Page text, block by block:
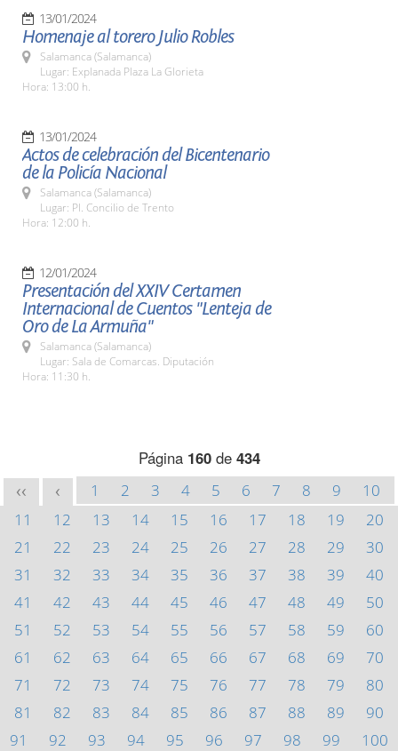
13/01/2024
Homenaje al torero Julio Robles
Salamanca (Salamanca)
Lugar: Explanada Plaza La Glorieta
Hora: 13:00 h.
13/01/2024
Actos de celebración del Bicentenario
de la Policía Nacional
Salamanca (Salamanca)
Lugar: Pl. Concilio de Trento
Hora: 12:00 h.
12/01/2024
Presentación del XXIV Certamen
Internacional de Cuentos "Lenteja de
Oro de La Armuña"
Salamanca (Salamanca)
Lugar: Sala de Comarcas. Diputación
Hora: 11:30 h.
Página 160de 434
<< < 1 2 3 4 5 6 7 8 9
10
11
12 13 14 15 16 17 18 19
20
21
22 23 24 25 26 27 28 29
30
31
32 33 34 35 36 37 38 39
40
41
42 43 44 45 46 47 48 49
50
51
52 53 54 55 56 57 58 59
60
61
62 63 64 65 66 67 68 69
70
71
72 73 74 75 76 77 78 79
80
81
82 83 84 85 86 87 88 89
90
91
92 93 94 95 96 97 98 99
100